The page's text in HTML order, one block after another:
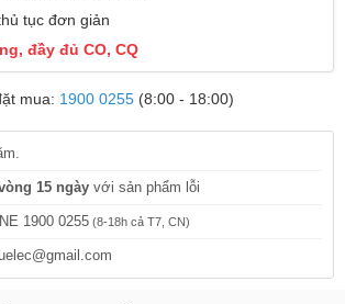
tục đơn giản
đầy đủ CO, CQ
mua: 1900 0255(8:00 - 18:00)
15 ngày với sản phẩm lỗi
1900 0255 (8-18h cả T7, CN)